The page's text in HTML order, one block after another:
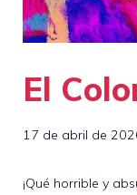
El
17 de abril de
¡Qué horrible y